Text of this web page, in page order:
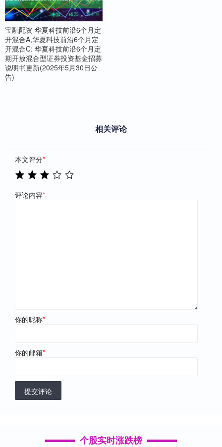
宝融配资 华夏科技前沿6个月定
开混合A,华夏科技前沿6个月定
开混合C: 华夏科技前沿6个月定
期开放混合型证券投资基金招募
说明书更新(2025年5月30日公
告)
相关评论
本文评分*
评论内容*
你的昵称*
你的邮箱*
提交评论
个股实时涨跌榜